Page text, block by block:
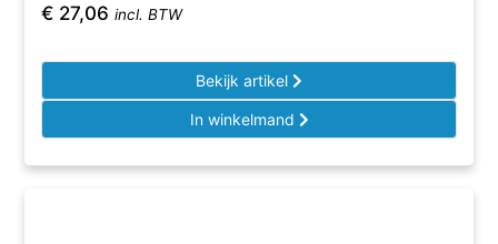
€ 27,06 incl. BTW
Bekijk artikel
In winkelmand